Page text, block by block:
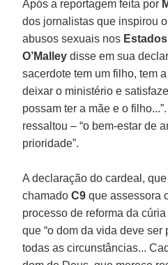
Após a reportagem feita por
dos jornalistas que inspirou
abusos sexuais nos
O’Malley disse em sua
sacerdote tem um filho, tem
deixar o ministério e
possam ter a mãe e o
ressaltou – “o bem-estar de
prioridade”.
A declaração do cardeal,
chamadoC9 que assessora
processo de reforma da
que “o dom da vida deve
todas as circunstâncias...